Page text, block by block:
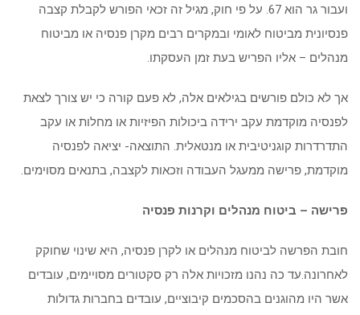
ועבור גר הוא 67. על פי חוק, מגיל זה זכאי הפורש לקבלת קצבה
פנסיונית מביטוח לאומי ובמקרים רבים מקרן פנסיה או מביטוח
מנהלים – אליו הפריש בעת זמן העסקתו.
אך לא כולם פורשים בגילאים אלה, לא פעם קורה כי יש צורך לצאת
לפנסיה מוקדמת עקב ירידה ביכולות הפיזיות או מחלות או עקב
התדרדרות קוגניטיבית או מנטאלית. התוצאה- יציאה לפנסיה
מוקדמת, פרישה ממעגל העבודה וזכאות לקצבה, בתנאים מסוימים.
פרישה – ביטוח מנהלים וקרנות פנסיה
חובת הפרשה לביטוח מנהלים או לקרן פנסיה, היא שינוי שחוקק
לאחרונה.עד כה נהנו מזכויות אלה רק סקטורים מסויימים, עובדים
אשר היו מהוגנים בהסכמים קיבוציים, עובדים בחברות גדולות